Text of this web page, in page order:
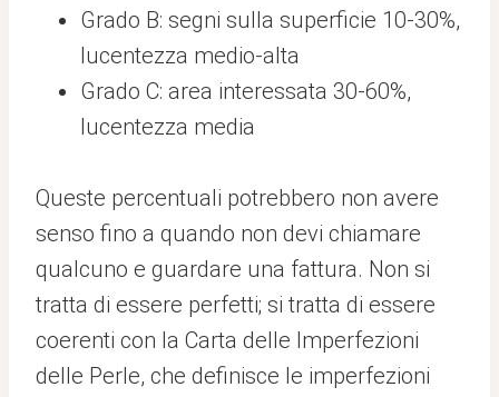
Grado B: segni sulla superficie 10-30%,
lucentezza medio-alta
Grado C: area interessata 30-60%,
lucentezza media
Queste percentuali potrebbero non avere
senso fino a quando non devi chiamare
qualcuno e guardare una fattura. Non si
tratta di essere perfetti; si tratta di essere
coerenti con la Carta delle Imperfezioni
delle Perle, che definisce le imperfezioni